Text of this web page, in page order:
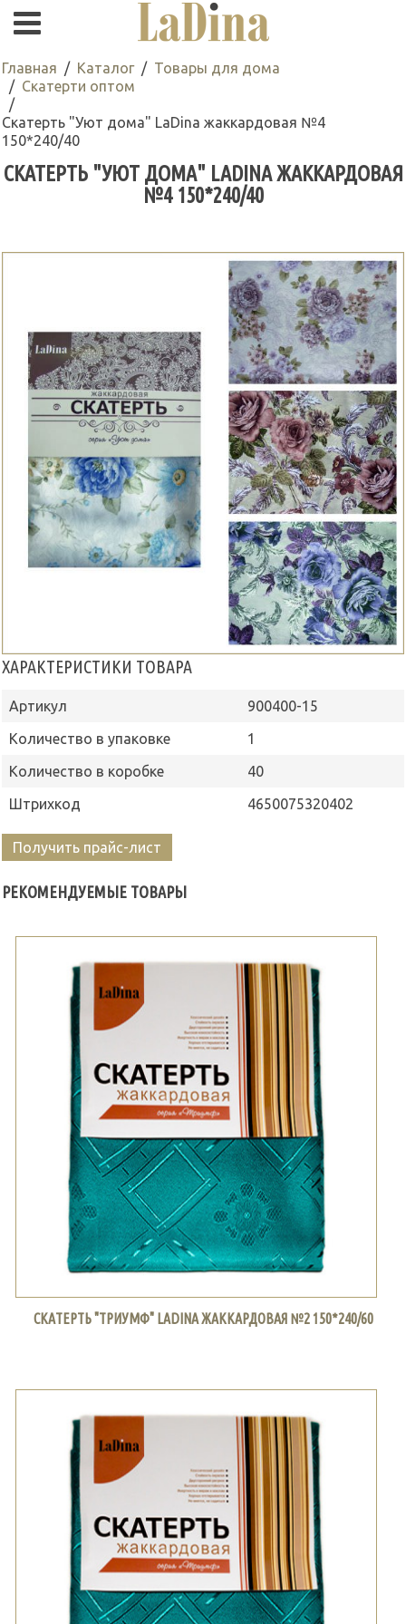
Главная Каталог
Товары для дома
Скатерти оптом
Скатерть "Уют дома" LaDina жаккардовая №4
150*240/40
СКАТЕРТЬ "УЮТ ДОМА" LADINA ЖАККАРДОВАЯ
№4 150*240/40
ХАРАКТЕРИСТИКИ ТОВАРА
Артикул
900400-15
Количество в упаковке
1
Количество в коробке
40
Штрихкод
4650075320402
Получить прайс-лист
РЕКОМЕНДУЕМЫЕ ТОВАРЫ
СКАТЕРТЬ "ТРИУМФ" LADINA ЖАККАРДОВАЯ №2 150*240/60